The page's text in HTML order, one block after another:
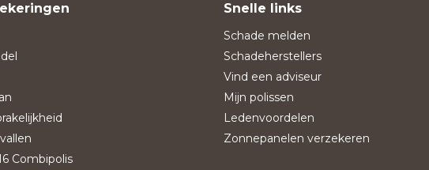
Combipolis
Snelle links
Schade melden
Schadeherstellers
Vind een adviseur
Mijn polissen
Ledenvoordelen
Zonnepanelen verzekeren